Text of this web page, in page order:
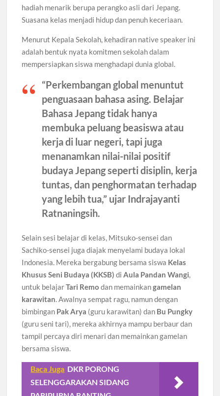
hadiah menarik berupa perangko asli dari Jepang.
Suasana kelas menjadi hidup dan penuh keceriaan.
Menurut Kepala Sekolah, kehadiran native speaker ini
adalah bentuk nyata komitmen sekolah dalam
mempersiapkan siswa menghadapi dunia global.
“Perkembangan global menuntut
penguasaan bahasa asing. Belajar
Bahasa Jepang tidak hanya
membuka peluang beasiswa atau
kerja di luar negeri, tapi juga
menanamkan nilai-nilai positif
budaya Jepang seperti disiplin, kerja
tuntas, dan penghormatan terhadap
yang lebih tua,” ujar Indrajayanti
Ratnaningsih.
Selain sesi belajar di kelas, Mitsuko-sensei dan
Sachiko-sensei juga diajak menyelami budaya lokal
Indonesia. Mereka bergabung bersama siswa Kelas
Khusus Seni Budaya (KKSB) diAula Pandan Wangi,
untuk belajarTari Remo dan memainkangamelan
karawitan. Awalnya sempat ragu, namun dengan
bimbingan Pak Arya (guru karawitan) dan Bu Pungky
(guru seni tari), mereka akhirnya mampu berbaur dan
tampil percaya diri menari dan memainkan gamelan
bersama siswa.
Baca Juga DKR PORONG
SELENGGARAKAN SIDANG